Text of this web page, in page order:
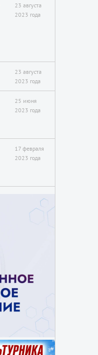
23 августа
2023 года
23 августа
2023 года
25 июня
2023 года
17 февраля
2023 года